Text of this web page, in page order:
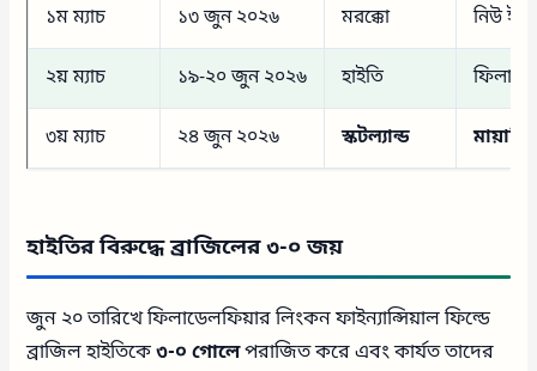
১ম ম্যাচ ১৩ জুন ২০২৬ মরক্কো নিউ
২য় ম্যাচ ১৯-২০ জুন ২০২৬ হাইতি
৩য় ম্যাচ ২৪ জুন ২০২৬ স্কটল্যান্ড মায়ামি
হাইতির বিরুদ্ধে ব্রাজিলের ৩-০ জয়
জুন ২০ তারিখে ফিলাডেলফিয়ার লিংকন ফাইন্যান্সিয়াল ফিল্ডে
ব্রাজিল হাইতিকে৩-০ গোলেপরাজিত করে এবং কার্যত তাদের